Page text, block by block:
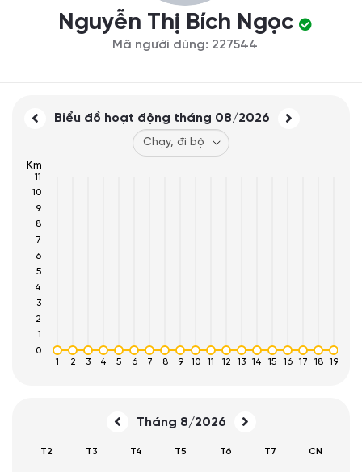
Nguyễn Thị Bích Ngọc
Mã người dùng: 227544
Biểu đồ hoạt động tháng 08/2026
1 2 3 4 5 6 7 8 9 10 11 12 13 14 15 16 17 18 19
0
1
2
3
4
5
6
7
8
9
10
11
Km
Tháng 8/2026
T2 T3 T4 T5 T6 T7 CN